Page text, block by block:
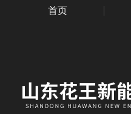
首页